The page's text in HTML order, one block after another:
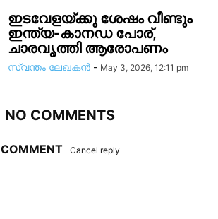
ഇടവേളയ്ക്കു ശേഷം വീണ്ടും
ഇന്ത്യ-കാനഡ പോര്,
ചാരവൃത്തി ആരോപണം
സ്വന്തം ലേഖകന്‍ - May 3, 2026, 12:11 pm
NO COMMENTS
COMMENT Cancel reply